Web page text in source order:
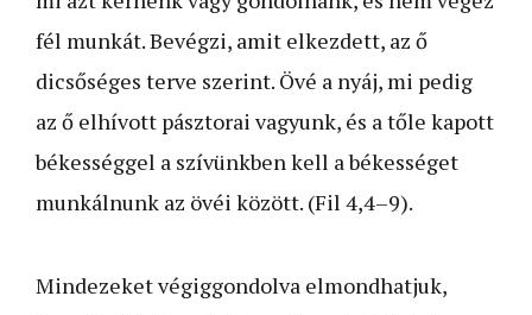
fél munkát. Bevégzi, amit elkezdett, az ő
dicsőséges terve szerint. Övé a nyáj, mi pedig
az ő elhívott pásztorai vagyunk, és a tőle kapott
békességgel a szívünkben kell a békességet
munkálnunk az övéi között. (Fil 4,4–9).
Mindezeket végiggondolva elmondhatjuk,